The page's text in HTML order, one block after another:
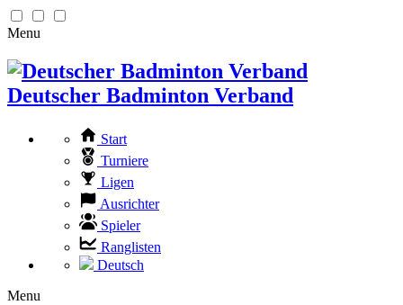
Menu
Deutscher Badminton Verband
Start
Turniere
Ligen
Ausrichter
Spieler
Ranglisten
Deutsch
Menu